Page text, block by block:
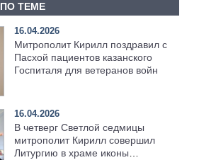
ТЕМЕ
16.04.2026
Митрополит Кирилл поздравил с
Пасхой пациентов казанского
Госпиталя для ветеранов войн
16.04.2026
В четверг Светлой седмицы
митрополит Кирилл совершил
Литургию в храме иконы